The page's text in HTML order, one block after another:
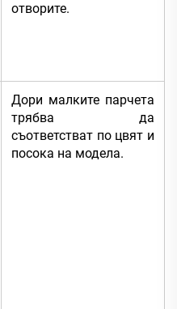
отворите.
Дори малките парчета
трябва да
съответстват по цвят и
посока на модела.